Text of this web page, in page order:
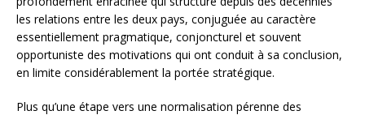
les relations entre les deux pays, conjuguée au caractère
essentiellement pragmatique, conjoncturel et souvent
opportuniste des motivations qui ont conduit à sa conclusion,
en limite considérablement la portée stratégique.
Plus qu’une étape vers une normalisation pérenne des